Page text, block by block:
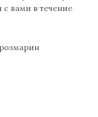
с вами в течение